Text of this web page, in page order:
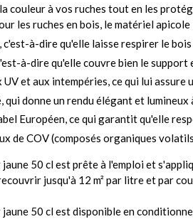
couleur à vos ruches tout en les
les ruches en bois, le matériel
c'est-à-dire qu'elle laisse respirer le
à-dire qu'elle couvre bien le support
et aux intempéries, ce qui lui
qui donne un rendu élégant et lumineux
Européen, ce qui garantit qu'elle
de COV (composés organiques
50 cl est prête à l'emploi et
jusqu'à 12 m² par litre et par
50 cl est disponible en